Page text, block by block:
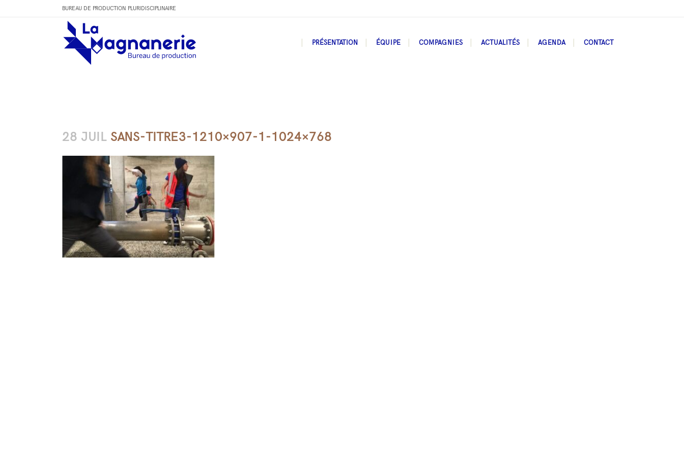
BUREAU DE PRODUCTION PLURIDISCIPLINAIRE
PRÉSENTATION ÉQUIPE COMPAGNIES ACTUALITÉS AGENDA CONTACT
28 JUIL SANS-TITRE3-1210×907-1-1024×768